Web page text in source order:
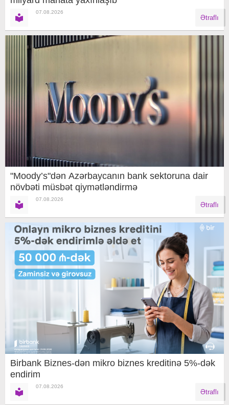
07.08.2026
Ətraflı
"Moody’s"dən Azərbaycanın bank sektoruna dair
növbəti müsbət qiymətləndirmə
07.08.2026
Ətraflı
Birbank Biznes-dən mikro biznes kreditinə 5%-dək
endirim
07.08.2026
Ətraflı